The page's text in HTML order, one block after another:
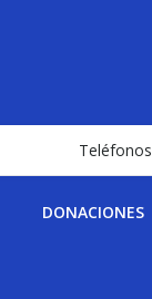
Teléfonos
DONACIONES